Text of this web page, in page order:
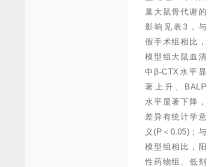
巢大鼠骨代谢的
影响见表3，与
假手术组相比，
模型组大鼠血清
中β-CTX水平显
著上升、BALP
水平显著下降，
差异有统计学意
义(P＜0.05)；与
模型组相比，阳
性药物组、低剂